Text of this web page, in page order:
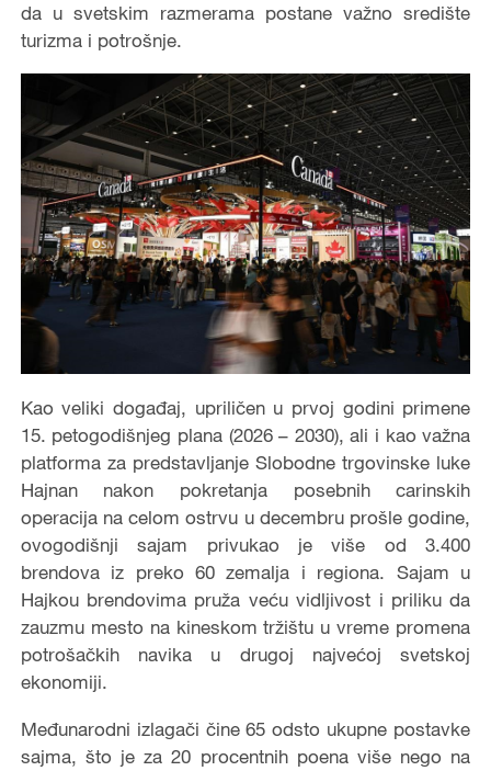
da u svetskim razmerama postane važno središte
turizma i potrošnje.
Kao veliki događaj, upriličen u prvoj godini primene
15. petogodišnjeg plana (2026 – 2030), ali i kao važna
platforma za predstavljanje Slobodne trgovinske luke
Hajnan nakon pokretanja posebnih carinskih
operacija na celom ostrvu u decembru prošle godine,
ovogodišnji sajam privukao je više od 3.400
brendova iz preko 60 zemalja i regiona. Sajam u
Hajkou brendovima pruža veću vidljivost i priliku da
zauzmu mesto na kineskom tržištu u vreme promena
potrošačkih navika u drugoj najvećoj svetskoj
ekonomiji.
Međunarodni izlagači čine 65 odsto ukupne postavke
sajma, što je za 20 procentnih poena više nego na